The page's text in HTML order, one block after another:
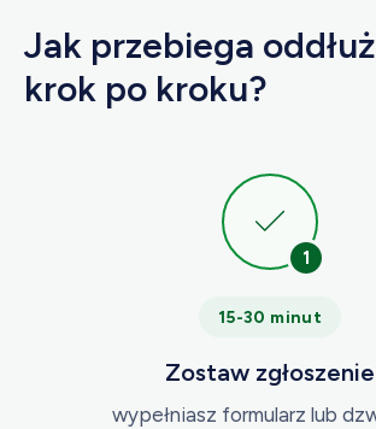
Jak przebiega
krok po kroku?
1
15-30 minut
Zostaw zgłoszenie
wypełniasz formularz lub